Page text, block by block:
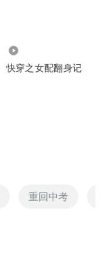
快穿之女配翻身记
重回中考